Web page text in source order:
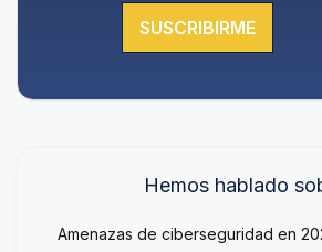
v
SUSCRIBIRME
Hemos hablado
Amenazas de ciberseguridad en